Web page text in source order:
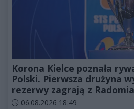
Korona Kielce poznała
Polski. Pierwsza drużyna
rezerwy zagrają z
Data dodania artykułu:
06.08.2026 18:49